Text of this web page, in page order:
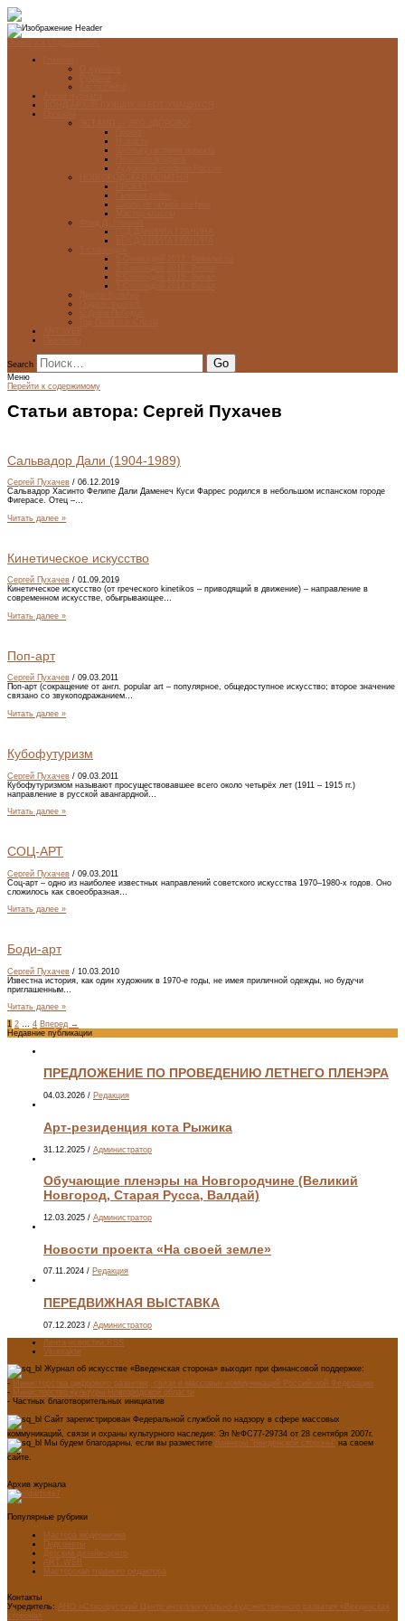
Search
Меню
Перейти к содержимому
Статьи автора: Сергей Пухачев
Сальвадор Дали (1904-1989)
Сергей Пухачев / 06.12.2019
Сальвадор Хасинто Фелипе Дали Даменеч Куси Фаррес родился в небольшом испанском городе
Фигерасе. Отец –…
Читать далее »
Кинетическое искусство
Сергей Пухачев / 01.09.2019
Кинетическое искусство (от греческого kinetikos – приводящий в движение) – направление в
современном искусстве, обыгрывающее…
Читать далее »
Поп-арт
Сергей Пухачев / 09.03.2011
Поп-арт (сокращение от англ. popular art – популярное, общедоступное искусство; второе значение
связано со звукоподражанием…
Читать далее »
Кубофутуризм
Сергей Пухачев / 09.03.2011
Кубофутуризмом называют просуществовавшее всего около четырёх лет (1911 – 1915 гг.)
направление в русской авангардной…
Читать далее »
СОЦ-АРТ
Сергей Пухачев / 09.03.2011
Соц-арт – одно из наиболее известных направлений советского искусства 1970–1980-х годов. Оно
сложилось как своеобразная…
Читать далее »
Боди-арт
Сергей Пухачев / 10.03.2010
Известна история, как один художник в 1970-е годы, не имея приличной одежды, но будучи
приглашенным…
Читать далее »
1 2 … 4 Вперед →
Недавние публикации
ПРЕДЛОЖЕНИЕ ПО ПРОВЕДЕНИЮ ЛЕТНЕГО ПЛЕНЭРА
04.03.2026 / Редакция
Арт-резиденция кота Рыжика
31.12.2025 / Администратор
Обучающие пленэры на Новгородчине (Великий
Новгород, Старая Русса, Валдай)
12.03.2025 / Администратор
Новости проекта «На своей земле»
07.11.2024 / Редакция
ПЕРЕДВИЖНАЯ ВЫСТАВКА
07.12.2023 / Администратор
Лента новостей RSS
Vkontakte
Журнал об искусстве «Введенская сторона» выходит при финансовой поддержке:
- Министерства цифрового развития, связи и массовых коммуникаций Российской Федерации
- Министерство культуры Новгородской области
- Частных благотворительных инициатив
Сайт зарегистрирован Федеральной службой по надзору в сфере массовых
коммуникаций, связи и охраны культурного наследия: Эл №ФС77-29734 от 28 сентября 2007г.
Мы будем благодарны, если вы разместите баннеры "Введенской стороны" на своем
сайте.
Архив журнала
Популярные рубрики
Мастера модернизма
Педсоветы
Детский дизайн-центр
ART WEB
Мастерская главного редактора
Контакты
Учредитель: АНО «Старорусский Центр интеллектуально-художественного развития «Введенская
сторона»